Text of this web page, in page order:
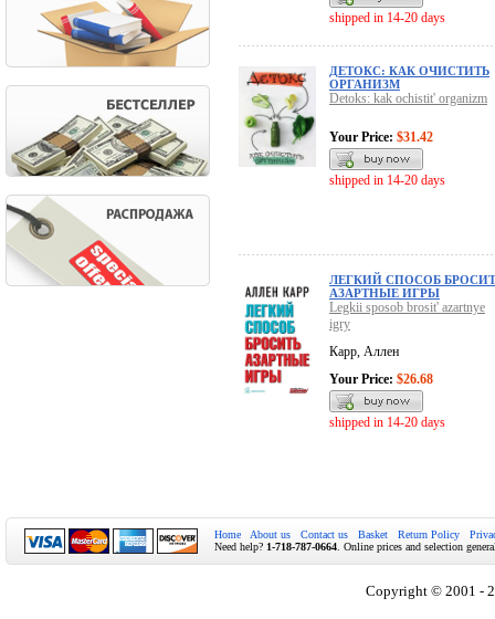
shipped in 14-20 days
ДЕТОКС: КАК ОЧИСТИТЬ
ОРГАНИЗМ
Detoks: kak ochistit' organizm
Your Price: $31.42
shipped in 14-20 days
ЛЕГКИЙ СПОСОБ
АЗАРТНЫЕ ИГРЫ
Legkii sposob brosit' azartnye
igry
Карр, Аллен
Your Price: $26.68
shipped in 14-20 days
Home About us Contact us Basket Return Policy
Need help? 1-718-787-0664 . Online prices and selection
Copyright © 2001 -